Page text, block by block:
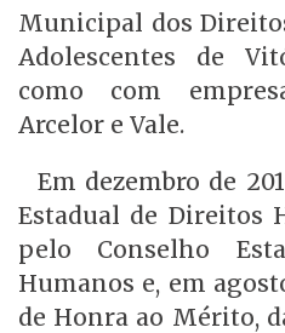
Municipal dos
Adolescentes de
como com
Arcelor e Vale.
Em dezembro de
Estadual de Direitos
pelo Conselho
Humanos e, em
de Honra ao Mérito,